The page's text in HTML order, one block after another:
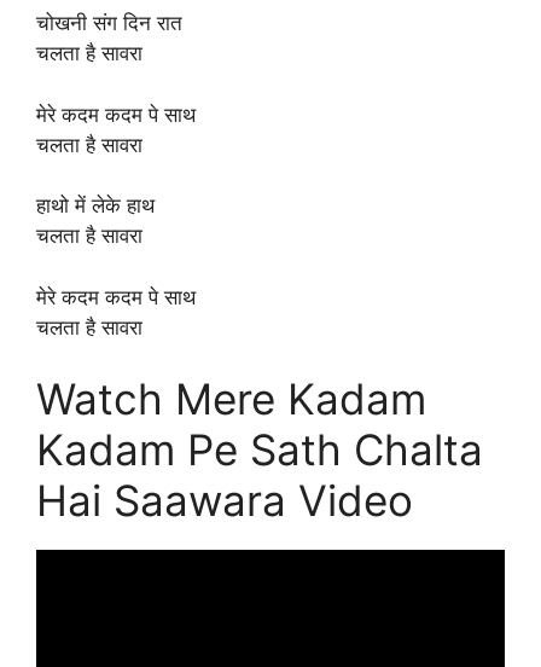
चोखनी संग दिन रात
चलता है सावरा
मेरे कदम कदम पे साथ
चलता है सावरा
हाथो में लेके हाथ
चलता है सावरा
मेरे कदम कदम पे साथ
चलता है सावरा
Watch Mere Kadam
Kadam Pe Sath Chalta
Hai Saawara Video